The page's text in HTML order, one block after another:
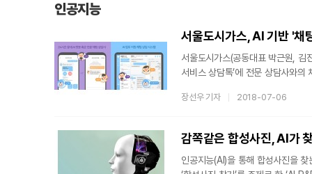
인공지능
서울도시가스, AI 기반 '채
서울도시가스(공동대표 박근원, 김
서비스 상담톡’에 전문 상담사와의
이번 AI 채팅 상담 시스템 도입으
24시간 지원 가능한 AI 챗봇이 응
장선우 기자 2018-07-06
감쪽같은 합성사진, AI가
인공지능(AI)을 통해 합성사진을